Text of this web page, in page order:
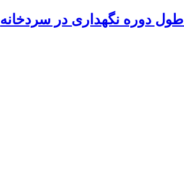
دوره نگهداری در سردخانه